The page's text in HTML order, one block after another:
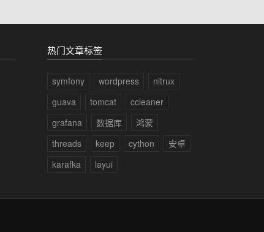
热门文章标签
symfony wordpress
nitrux
guava
tomcat
ccleaner
grafana
数据库
鸿蒙
threads
keep cython
安卓
karafka
layui